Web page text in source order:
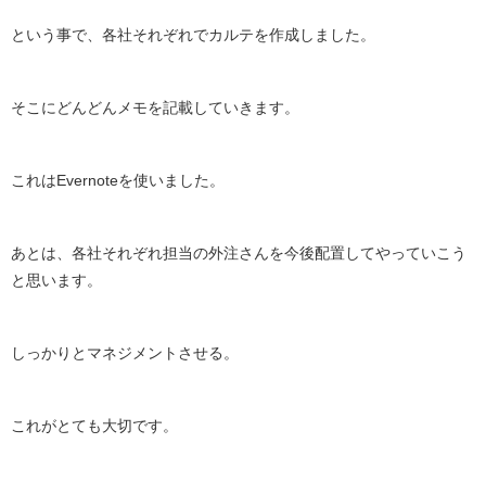
という事で、各社それぞれでカルテを作成しました。
そこにどんどんメモを記載していきます。
これはEvernoteを使いました。
あとは、各社それぞれ担当の外注さんを今後配置してやっていこう
と思います。
しっかりとマネジメントさせる。
これがとても大切です。